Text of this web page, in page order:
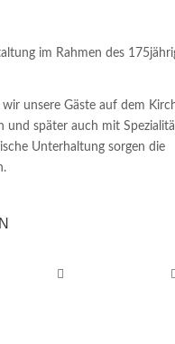
im Rahmen des
unsere Gäste auf dem
und später auch mit
Unterhaltung sorgen die